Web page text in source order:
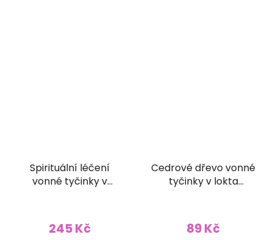
Spirituální léčení
vonné tyčinky v
245 Kč
Cedrové dřevo vonné
tyčinky v lokta
89 Kč